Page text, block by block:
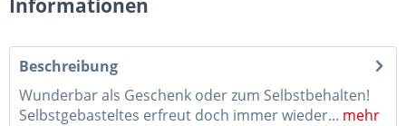
Informationen
Beschreibung
Wunderbar als Geschenk oder zum Selbstbehalten!
Selbstgebasteltes erfreut doch immer wieder... mehr